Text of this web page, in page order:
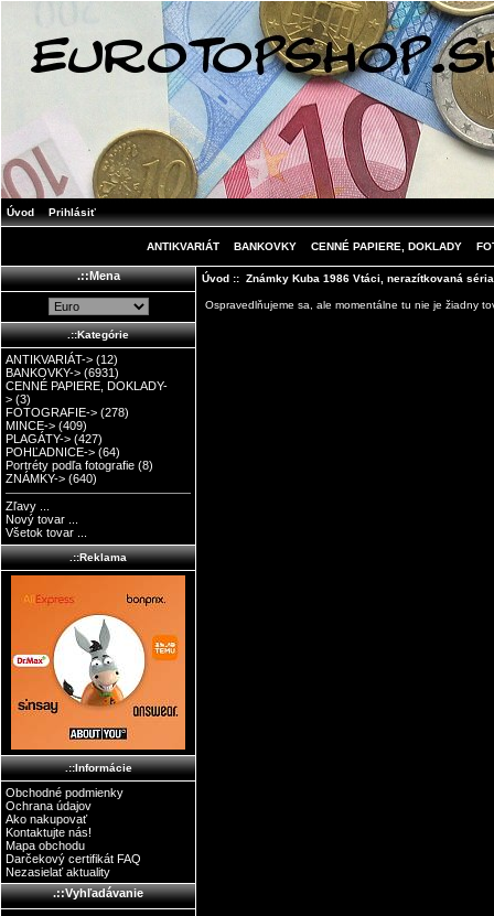
Úvod Prihlásiť
ANTIKVARIÁT BANKOVKY CENNÉ PAPIERE, DOKLADY
.::Mena
.::Kategórie
ANTIKVARIÁT-> (12)
BANKOVKY-> (6931)
CENNÉ PAPIERE, DOKLADY-
> (3)
FOTOGRAFIE-> (278)
MINCE-> (409)
PLAGÁTY-> (427)
POHĽADNICE-> (64)
Portréty podľa fotografie (8)
ZNÁMKY-> (640)
Zľavy ...
Nový tovar ...
Všetok tovar ...
.::Reklama
.::Informácie
Obchodné podmienky
Ochrana údajov
Ako nakupovať
Kontaktujte nás!
Mapa obchodu
Darčekový certifikát FAQ
Nezasielať aktuality
.::Vyhľadávanie
Úvod:: Známky Kuba 1986 Vtáci, nerazítkovaná séria
Ospravedlňujeme sa, ale momentálne tu nie je žiadny